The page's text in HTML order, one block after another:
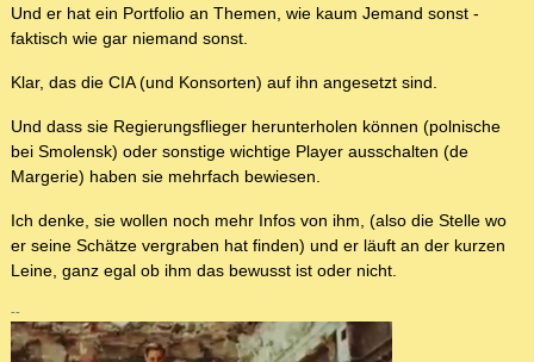
Und er hat ein Portfolio an Themen, wie kaum Jemand sonst -
faktisch wie gar niemand sonst.
Klar, das die CIA (und Konsorten) auf ihn angesetzt sind.
Und dass sie Regierungsflieger herunterholen können (polnische
bei Smolensk) oder sonstige wichtige Player ausschalten (de
Margerie) haben sie mehrfach bewiesen.
Ich denke, sie wollen noch mehr Infos von ihm, (also die Stelle wo
er seine Schätze vergraben hat finden) und er läuft an der kurzen
Leine, ganz egal ob ihm das bewusst ist oder nicht.
--